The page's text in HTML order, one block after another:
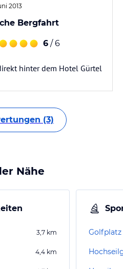
2013
Bergfahrt
6 / 6
hinter dem Hotel Gürtel
(3)
Nähe
3,7 km
4,4 km